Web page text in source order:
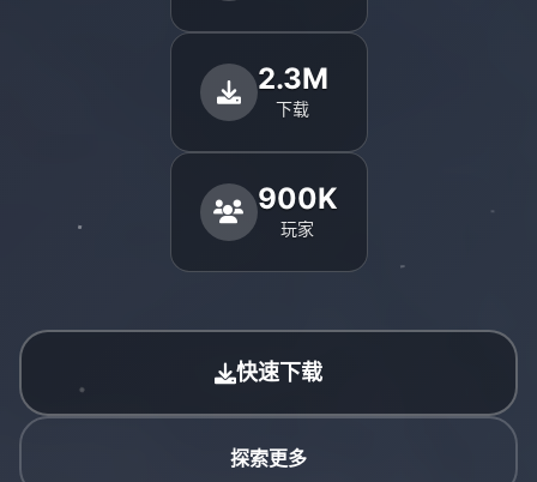
2.3M
下载
900K
玩家
快速下载
探索更多